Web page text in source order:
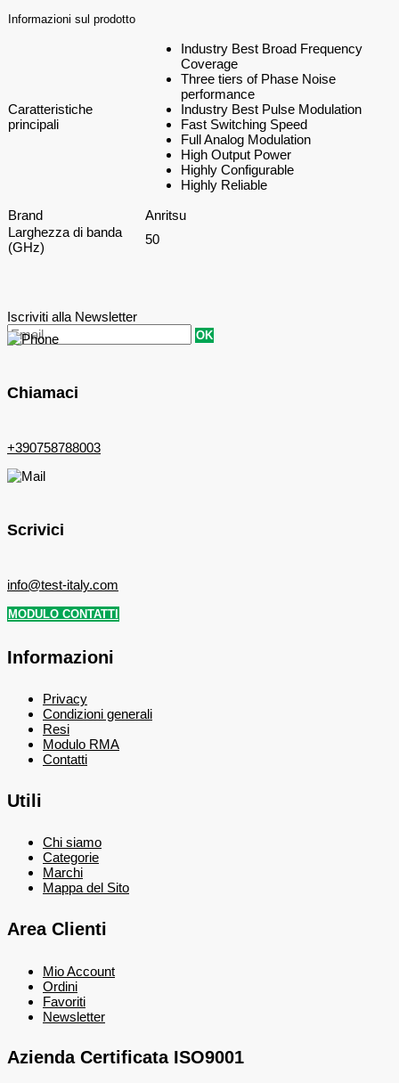
Informazioni sul prodotto
Caratteristiche
principali
Industry Best Broad Frequency
Coverage
Three tiers of Phase Noise
performance
Industry Best Pulse Modulation
Fast Switching Speed
Full Analog Modulation
High Output Power
Highly Configurable
Highly Reliable
Brand
Anritsu
Larghezza di banda
(GHz)
50
Iscriviti alla Newsletter
OK
Chiamaci
+390758788003
Scrivici
info@test-italy.com
MODULO CONTATTI
Informazioni
Privacy
Condizioni generali
Resi
Modulo RMA
Contatti
Utili
Chi siamo
Categorie
Marchi
Mappa del Sito
Area Clienti
Mio Account
Ordini
Favoriti
Newsletter
Azienda Certificata ISO9001